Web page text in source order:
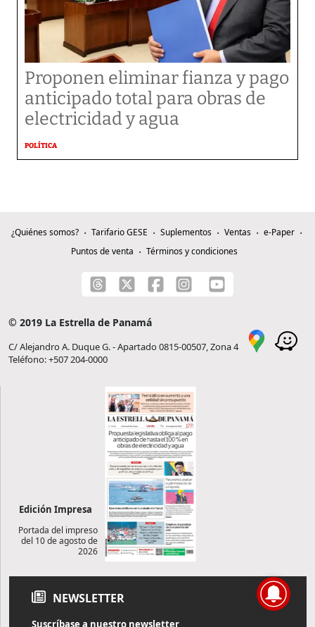
Proponen eliminar fianza y pago
anticipado total para obras de
electricidad y agua
POLÍTICA
¿Quiénes somos? Tarifario GESE Suplementos Ventas
e-Paper
Puntos de venta
Términos y condiciones
© 2019 La Estrella de Panamá
C/ Alejandro A. Duque G. - Apartado 0815-00507, Zona 4
Teléfono: +507 204-0000
Edición Impresa
Portada del impreso
del 10 de agosto de
2026
NEWSLETTER
Suscríbase a nuestro newsletter